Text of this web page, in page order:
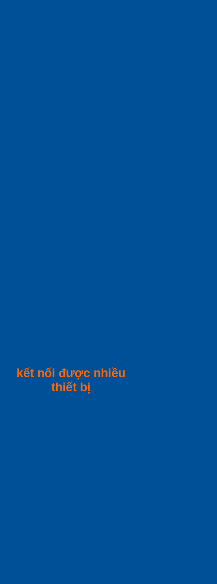
kết nối được nhiều
thiết bị